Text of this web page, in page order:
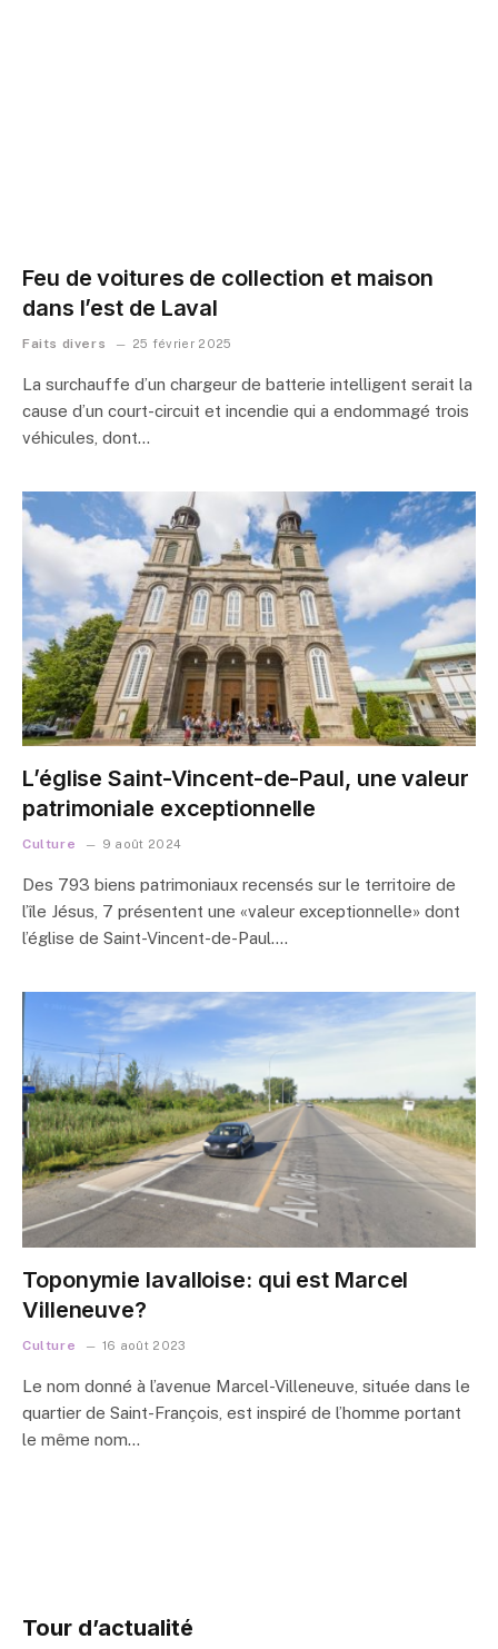
Feu de voitures de collection et maison
dans l’est de Laval
Faits divers 25 février 2025
La surchauffe d’un chargeur de batterie intelligent serait la
cause d’un court-circuit et incendie qui a endommagé trois
véhicules, dont…
L’église Saint-Vincent-de-Paul, une valeur
patrimoniale exceptionnelle
Culture 9 août 2024
Des 793 biens patrimoniaux recensés sur le territoire de
l’île Jésus, 7 présentent une «valeur exceptionnelle» dont
l’église de Saint-Vincent-de-Paul.…
Toponymie lavalloise: qui est Marcel
Villeneuve?
Culture 16 août 2023
Le nom donné à l’avenue Marcel-Villeneuve, située dans le
quartier de Saint-François, est inspiré de l’homme portant
le même nom…
Tour d’actualité